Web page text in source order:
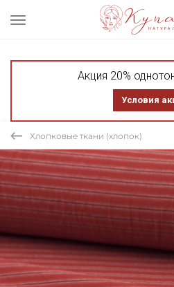
Акция 20%
Условия
Хлопковые ткани (хлопок)